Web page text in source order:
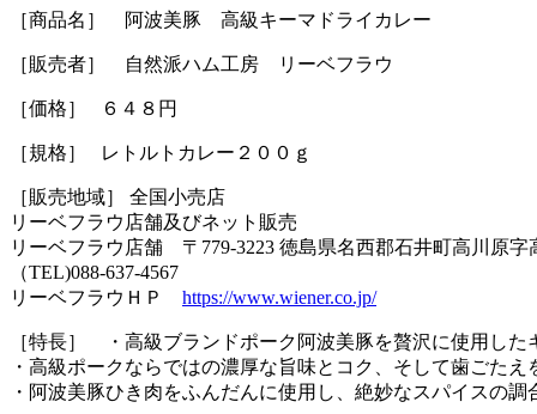
［商品名］ 阿波美豚 高級キーマドライカレー
［販売者］ 自然派ハム工房 リーベフラウ
［価格］ ６４８円
［規格］ レトルトカレー２００ｇ
［販売地域］ 全国小売店
リーベフラウ店舗及びネット販売
リーベフラウ店舗 〒779-3223 徳島県名西郡石井町高川原字
（TEL)088-637-4567
リーベフラウＨＰ https://www.wiener.co.jp/
［特長］ ・高級ブランドポーク阿波美豚を贅沢に使用した
・高級ポークならではの濃厚な旨味とコク、そして歯ごたえ
・阿波美豚ひき肉をふんだんに使用し、絶妙なスパイスの